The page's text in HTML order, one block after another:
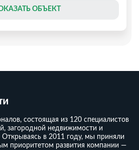
ОБЪЕКТ
состоящая из 120 специалистов
загородной недвижимости и
в 2011 году, мы приняли
приоритетом развития компании —